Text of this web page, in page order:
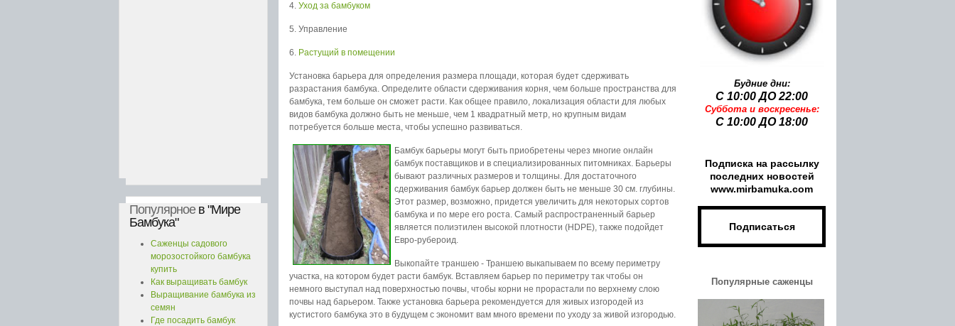
Популярноев "Мире
Бамбука"
Саженцы садового
морозостойкого бамбука
купить
Как выращивать бамбук
Выращивание бамбука из
семян
Где посадить бамбук
Будние дни:
С 10:00 ДО 22:00
Суббота и воскресенье:
С 10:00 ДО 18:00
Подписка на рассылку
последних новостей
www.mirbamuka.com
Подписаться
Имя:
Email:
Популярные саженцы
4. Уход за бамбуком
5. Управление
6. Растущий в помещении
Установка барьера для определения размера площади, которая будет сдерживать
разрастания бамбука. Определите области сдерживания корня, чем больше пространства для
бамбука, тем больше он сможет расти. Как общее правило, локализация области для любых
видов бамбука должно быть не меньше, чем 1 квадратный метр, но крупным видам
потребуется больше места, чтобы успешно развиваться.
Бамбук барьеры могут быть приобретены через многие онлайн
бамбук поставщиков и в специализированных питомниках. Барьеры
бывают различных размеров и толщины. Для достаточного
сдерживания бамбук барьер должен быть не меньше 30 см. глубины.
Этот размер, возможно, придется увеличить для некоторых сортов
бамбука и по мере его роста. Самый распространенный барьер
является полиэтилен высокой плотности (HDPE), также подойдет
Евро-рубероид.
Выкопайте траншею - Траншею выкапываем по всему периметру
участка, на котором будет расти бамбук. Вставляем барьер по периметру так чтобы он
немного выступал над поверхностью почвы, чтобы корни не прорастали по верхнему слою
почвы над барьером. Также установка барьера рекомендуется для живых изгородей из
кустистого бамбука это в будущем с экономит вам много времени по уходу за живой изгородью.